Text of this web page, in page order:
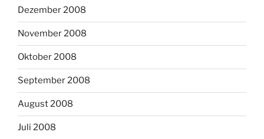
Dezember 2008
November 2008
Oktober 2008
September 2008
August 2008
Juli 2008